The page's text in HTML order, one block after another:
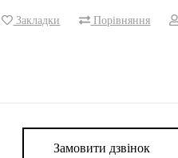
Закладки Порівняння
Замовити дзвінок